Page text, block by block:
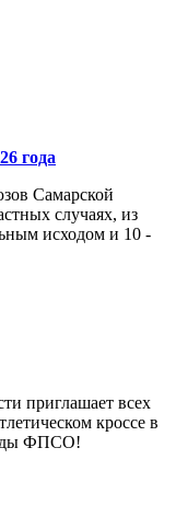
года
Самарской
случаях, из
исходом и 10 -
приглашает всех
кроссе в
ФПСО!